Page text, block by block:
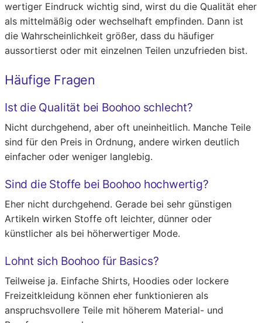
wertiger Eindruck wichtig sind, wirst du die Qualität eher
als mittelmäßig oder wechselhaft empfinden. Dann ist
die Wahrscheinlichkeit größer, dass du häufiger
aussortierst oder mit einzelnen Teilen unzufrieden bist.
Häufige Fragen
Ist die Qualität bei Boohoo schlecht?
Nicht durchgehend, aber oft uneinheitlich. Manche Teile
sind für den Preis in Ordnung, andere wirken deutlich
einfacher oder weniger langlebig.
Sind die Stoffe bei Boohoo hochwertig?
Eher nicht durchgehend. Gerade bei sehr günstigen
Artikeln wirken Stoffe oft leichter, dünner oder
künstlicher als bei höherwertiger Mode.
Lohnt sich Boohoo für Basics?
Teilweise ja. Einfache Shirts, Hoodies oder lockere
Freizeitkleidung können eher funktionieren als
anspruchsvollere Teile mit höherem Material- und